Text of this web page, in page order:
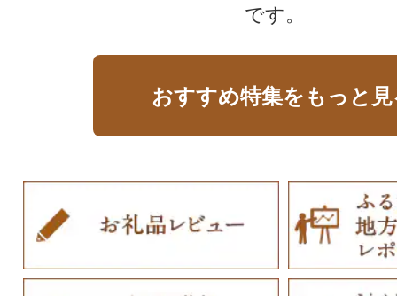
です。
おすすめ特集をもっと